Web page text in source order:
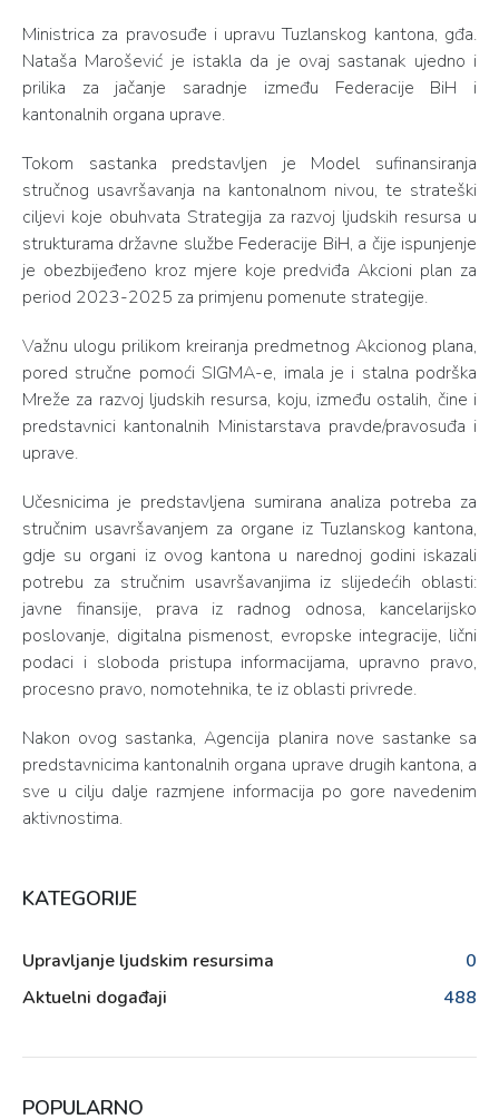
Ministrica za pravosuđe i upravu Tuzlanskog kantona, gđa.
Nataša Marošević je istakla da je ovaj sastanak ujedno i
prilika za jačanje saradnje između Federacije BiH i
kantonalnih organa uprave.
Tokom sastanka predstavljen je Model sufinansiranja
stručnog usavršavanja na kantonalnom nivou, te strateški
ciljevi koje obuhvata Strategija za razvoj ljudskih resursa u
strukturama državne službe Federacije BiH, a čije ispunjenje
je obezbijeđeno kroz mjere koje predviđa Akcioni plan za
period 2023-2025 za primjenu pomenute strategije.
Važnu ulogu prilikom kreiranja predmetnog Akcionog plana,
pored stručne pomoći SIGMA-e, imala je i stalna podrška
Mreže za razvoj ljudskih resursa, koju, između ostalih, čine i
predstavnici kantonalnih Ministarstava pravde/pravosuđa i
uprave.
Učesnicima je predstavljena sumirana analiza potreba za
stručnim usavršavanjem za organe iz Tuzlanskog kantona,
gdje su organi iz ovog kantona u narednoj godini iskazali
potrebu za stručnim usavršavanjima iz slijedećih oblasti:
javne finansije, prava iz radnog odnosa, kancelarijsko
poslovanje, digitalna pismenost, evropske integracije, lični
podaci i sloboda pristupa informacijama, upravno pravo,
procesno pravo, nomotehnika, te iz oblasti privrede.
Nakon ovog sastanka, Agencija planira nove sastanke sa
predstavnicima kantonalnih organa uprave drugih kantona, a
sve u cilju dalje razmjene informacija po gore navedenim
aktivnostima.
KATEGORIJE
Upravljanje ljudskim resursima
0
Aktuelni događaji
488
POPULARNO